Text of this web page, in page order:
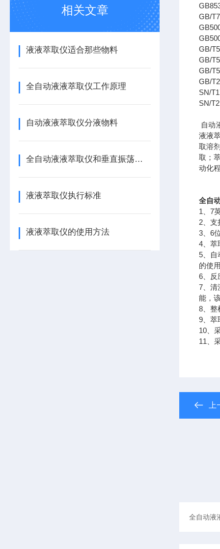
相关文章
液液萃取仪适合那些物料
全自动液液萃取仪工作原理
自动液液萃取仪分液物料
全自动液液萃取仪和垂直振荡器的区别
液液萃取仪执行标准
液液萃取仪的使用方法
GB/
GB/
GB/
GB/
GB/
SN/
SN/
自动
液液
取溶
取；
动化
全自
1、7
2、支
3、6
4、萃
5、自
的使
6、反
7、清
能，
8、整
9、萃
10、
11、